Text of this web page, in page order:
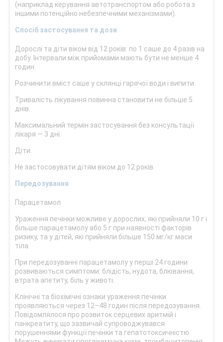
(наприклад керування автотранспортом або робота з
іншими потенційно небезпечними механізмами).
Спосіб застосування та дози
Дорослі та діти віком від 12 років: по 1 саше до 4 разів на
добу. Інтервали між прийомами мають бути не менше 4
годин.
Розчинити вміст саше у склянці гарячої води і випити.
Тривалість лікування повинна становити не більше 5
днів.
Максимальний термін застосування без консультації
лікаря — 3 дні.
Діти.
Не застосовувати дітям віком до 12 років.
Передозування
Парацетамол
Ураження печінки можливе у дорослих, які прийняли 10 г і
більше парацетамолу або 5 г при наявності факторів
ризику, та у дітей, які прийняли більше 150 мг/кг маси
тіла.
При передозуванні парацетамолу у перші 24 години
розвиваються симптоми: блідість, нудота, блювання,
втрата апетиту, біль у животі.
Клінічні та біохімічні ознаки ураження печінки
проявляються через 12–48 годин після передозування.
Повідомлялося про розвиток серцевих аритмій і
панкреатиту, що зазвичай супроводжувався
порушеннями функції печінки та гепатотоксичністю.